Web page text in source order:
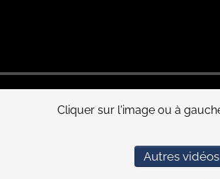
Cliquer sur l'image ou à
Autres vidéos